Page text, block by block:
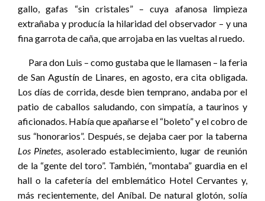
gallo, gafas “sin cristales” – cuya afanosa limpieza
extrañaba y producía la hilaridad del observador – y una
fina garrota de caña, que arrojaba en las vueltas al ruedo.
Para don Luis – como gustaba que le llamasen – la feria
de San Agustín de Linares, en agosto, era cita obligada.
Los días de corrida, desde bien temprano, andaba por el
patio de caballos saludando, con simpatía, a taurinos y
aficionados. Había que apañarse el “boleto” y el cobro de
sus “honorarios”. Después, se dejaba caer por la taberna
Los Pinetes , asolerado establecimiento, lugar de reunión
de la “gente del toro”. También, “montaba” guardia en el
hall o la cafetería del emblemático Hotel Cervantes y,
más recientemente, del Aníbal. De natural glotón, solía